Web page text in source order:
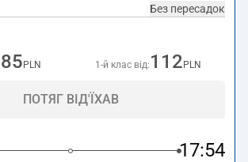
Без пересадок
85 PLN 1-й клас від: 112 PLN
ПОТЯГ ВІД'ЇХАВ
17:54